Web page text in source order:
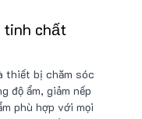
tinh chất
thiết bị chăm sóc
độ ẩm, giảm nếp
phù hợp với mọi